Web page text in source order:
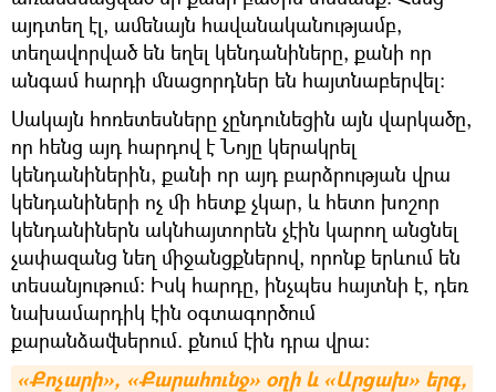
այդտեղ էլ, ամենայն հավանականությամբ,
տեղավորված են եղել կենդանիները, քանի որ
անգամ հարդի մնացորդներ են հայտնաբերվել։
Սակայն հոռետեսները չընդունեցին այն վարկածը,
որ հենց այդ հարդով է Նոյը կերակրել
կենդանիներին, քանի որ այդ բարձրության վրա
կենդանիների ոչ մի հետք չկար, և հետո խոշոր
կենդանիներն ակնհայտորեն չէին կարող անցնել
չափազանց նեղ միջանցքներով, որոնք երևում են
տեսանյութում։ Իսկ հարդը, ինչպես հայտնի է, դեռ
նախամարդիկ էին օգտագործում
քարանձավներում. քնում էին դրա վրա։
«Քոչարի», «Քարահունջ» օղի և «Արցախ» երգ,